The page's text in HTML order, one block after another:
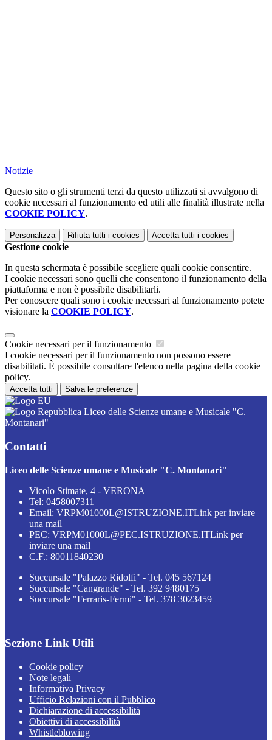
Notizie
Questo sito o gli strumenti terzi da questo utilizzati si avvalgono di
cookie necessari al funzionamento ed utili alle finalità illustrate nella
COOKIE POLICY.
Personalizza Rifiuta tutti i cookies Accetta tutti i cookies
Gestione cookie
In questa schermata è possibile scegliere quali cookie consentire.
I cookie necessari sono quelli che consentono il funzionamento della
piattaforma e non è possibile disabilitarli.
Per conoscere quali sono i cookie necessari al funzionamento potete
visionare la COOKIE POLICY.
Cookie necessari per il funzionamento
I cookie necessari per il funzionamento non possono essere
disabilitati. È possibile consultare l'elenco nella pagina della cookie
policy.
Accetta tutti Salva le preferenze
Liceo delle Scienze umane e Musicale "C.
Montanari"
Contatti
Liceo delle Scienze umane e Musicale "C. Montanari"
Vicolo Stimate, 4 - VERONA
Tel: 0458007311
Email: VRPM01000L@ISTRUZIONE.ITLink per inviare
una mail
PEC: VRPM01000L@PEC.ISTRUZIONE.ITLink per
inviare una mail
C.F.: 80011840230
Succursale "Palazzo Ridolfi" - Tel. 045 567124
Succursale "Cangrande" - Tel. 392 9480175
Succursale "Ferraris-Fermi" - Tel. 378 3023459
Sezione Link Utili
Cookie policy
Note legali
Informativa Privacy
Ufficio Relazioni con il Pubblico
Dichiarazione di accessibilità
Obiettivi di accessibilità
Whistleblowing